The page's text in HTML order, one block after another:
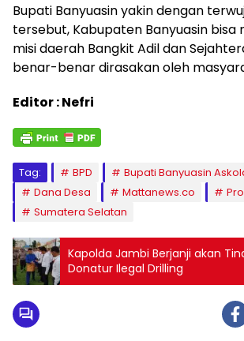
Bupati Banyuasin yakin dengan
tersebut, Kabupaten Banyuasin bisa
misi daerah Bangkit Adil dan
benar-benar dirasakan oleh
Editor : Nefri
Tag: BPD
Bupati Banyuasin
Dana Desa
Mattanews.co
Sumatera Selatan
Kapolda Jambi Berjanji akan
Donatur Ilegal Drilling